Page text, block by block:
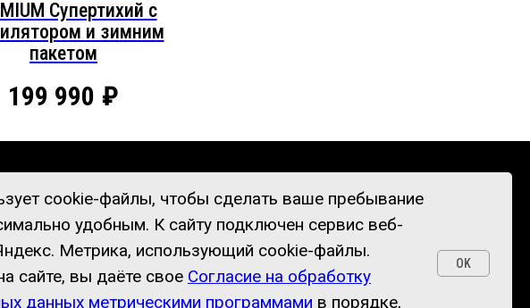
Супертихий c
и зимним
пакетом
199 990 ₽
cookie-файлы, чтобы сделать ваше пребывание
удобным. К cайту подключен сервис веб-
Метрика, использующий cookie-файлы.
сайте, вы даёте свое Согласие на обработку
данных метрическими программами в порядке,
OK
ГДЕ КУПИТЬ? КОНТАКТЫ
на настоящем интернет-сайте, носит исключительно
публичной офертой, определяемой положениями
получения точной информации о стоимости товаров и
ООО "АСТАРИ".